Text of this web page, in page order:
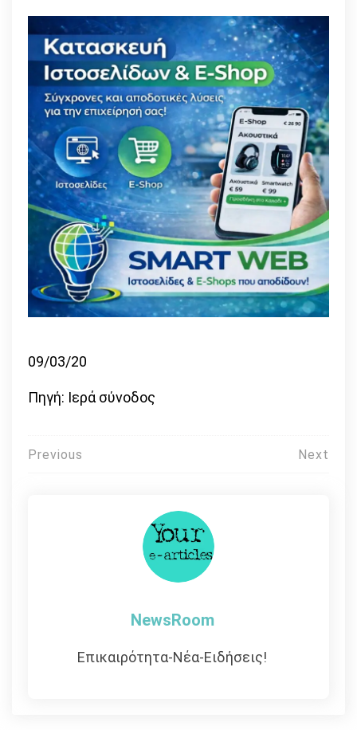
09/03/20
Πηγή: Ιερά σύνοδος
Πλοήγηση
Previous Next
NewsRoom
Επικαιρότητα-Νέα-Ειδήσεις!